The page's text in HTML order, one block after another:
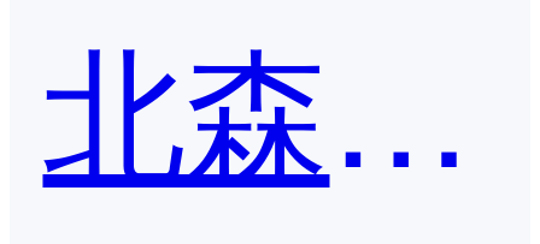
北森iTalent